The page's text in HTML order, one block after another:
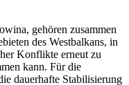
gehören zusammen
des Westbalkans, in
Konflikte erneut zu
kann. Für die
dauerhafte Stabilisierung